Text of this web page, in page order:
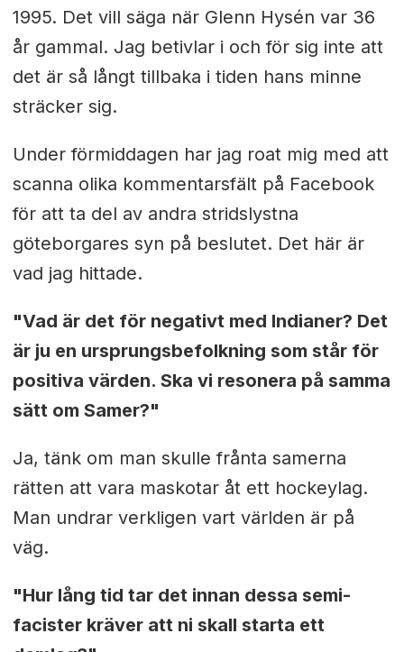
1995. Det vill säga när Glenn Hysén var 36
år gammal. Jag betivlar i och för sig inte att
det är så långt tillbaka i tiden hans minne
sträcker sig.
Under förmiddagen har jag roat mig med att
scanna olika kommentarsfält på Facebook
för att ta del av andra stridslystna
göteborgares syn på beslutet. Det här är
vad jag hittade.
"Vad är det för negativt med Indianer? Det
är ju en ursprungsbefolkning som står för
positiva värden. Ska vi resonera på samma
sätt om Samer?"
Ja, tänk om man skulle frånta samerna
rätten att vara maskotar åt ett hockeylag.
Man undrar verkligen vart världen är på
väg.
"Hur lång tid tar det innan dessa semi-
facister kräver att ni skall starta ett